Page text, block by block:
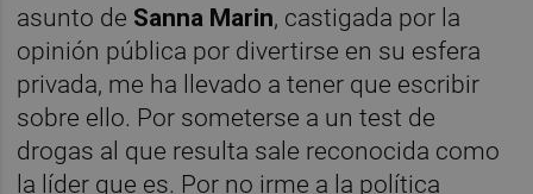
asunto de Sanna Marin, castigada por la
opinión pública por divertirse en su esfera
privada, me ha llevado a tener que escribir
sobre ello. Por someterse a un test de
drogas al que resulta sale reconocida como
la líder que es. Por no irme a la política